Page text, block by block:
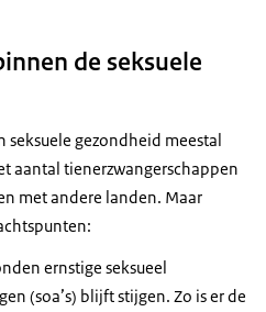
de seksuele
seksuele gezondheid meestal
aantal tienerzwangerschappen
met andere landen. Maar
ernstige seksueel
(soa’s) blijft stijgen. Zo is er de